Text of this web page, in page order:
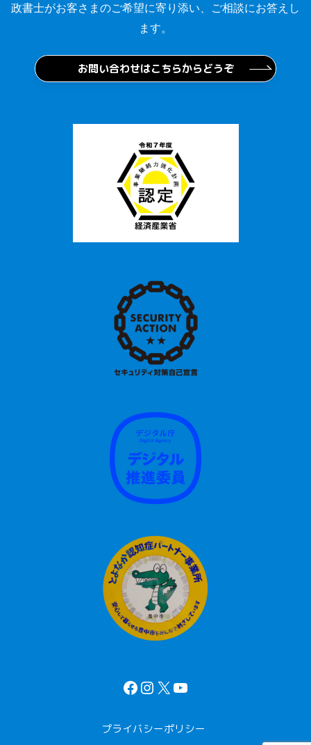
政書士がお客さまのご希望に寄り添い、ご相談にお答えし
ます。
お問い合わせはこちらからどうぞ
プライバシーポリシー